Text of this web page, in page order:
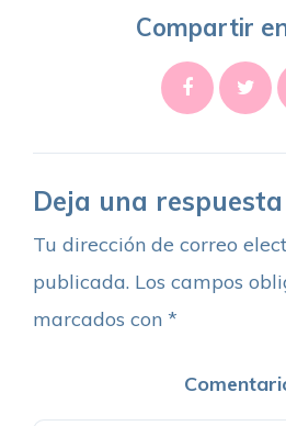
Compartir
Deja una respuesta
Tu dirección de correo
publicada. Los campos
marcados con *